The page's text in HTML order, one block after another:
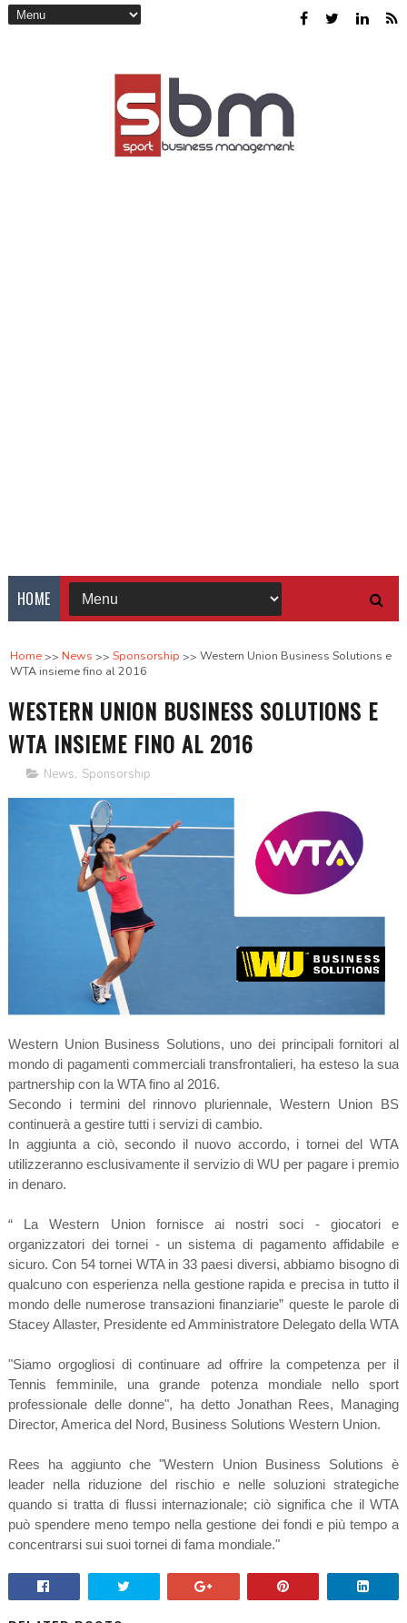
HOME
Home News Sponsorship
Western Union Business Solutions e
WTA insieme fino al 2016
WESTERN UNION BUSINESS SOLUTIONS E
WTA INSIEME FINO AL 2016
News, Sponsorship
Western Union Business Solutions, uno dei principali fornitori al
mondo di pagamenti commerciali transfrontalieri, ha esteso la sua
partnership con la WTA fino al 2016.
Secondo i termini del rinnovo pluriennale, Western Union BS
continuerà a gestire tutti i servizi di cambio.
In aggiunta a ciò, secondo il nuovo accordo, i tornei del WTA
utilizzeranno esclusivamente il servizio di WU per pagare i premio
in denaro.
“ La Western Union fornisce ai nostri soci - giocatori e
organizzatori dei tornei - un sistema di pagamento affidabile e
sicuro. Con 54 tornei WTA in 33 paesi diversi, abbiamo bisogno di
qualcuno con esperienza nella gestione rapida e precisa in tutto il
mondo delle numerose transazioni finanziarie” queste le parole di
Stacey Allaster, Presidente ed Amministratore Delegato della WTA
"Siamo orgogliosi di continuare ad offrire la competenza per il
Tennis femminile, una grande potenza mondiale nello sport
professionale delle donne", ha detto Jonathan Rees, Managing
Director, America del Nord, Business Solutions Western Union.
Rees ha aggiunto che "Western Union Business Solutions è
leader nella riduzione del rischio e nelle soluzioni strategiche
quando si tratta di flussi internazionale; ciò significa che il WTA
può spendere meno tempo nella gestione dei fondi e più tempo a
concentrarsi sui suoi tornei di fama mondiale."